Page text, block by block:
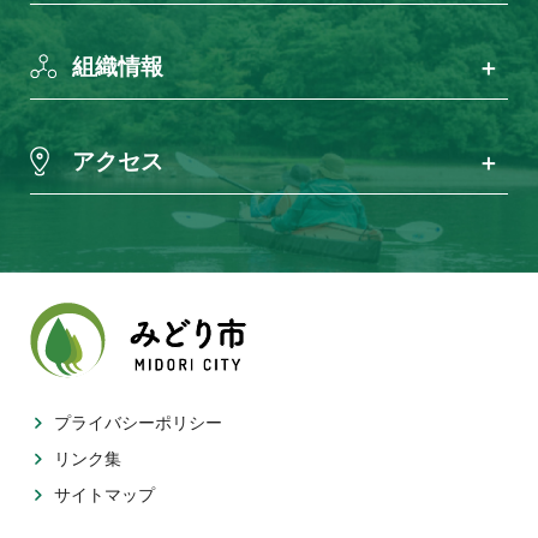
組織情報
アクセス
プライバシーポリシー
リンク集
サイトマップ